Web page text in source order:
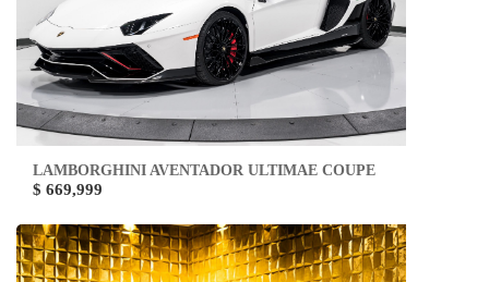
LAMBORGHINI AVENTADOR ULTIMAE COUPE
$ 669,999